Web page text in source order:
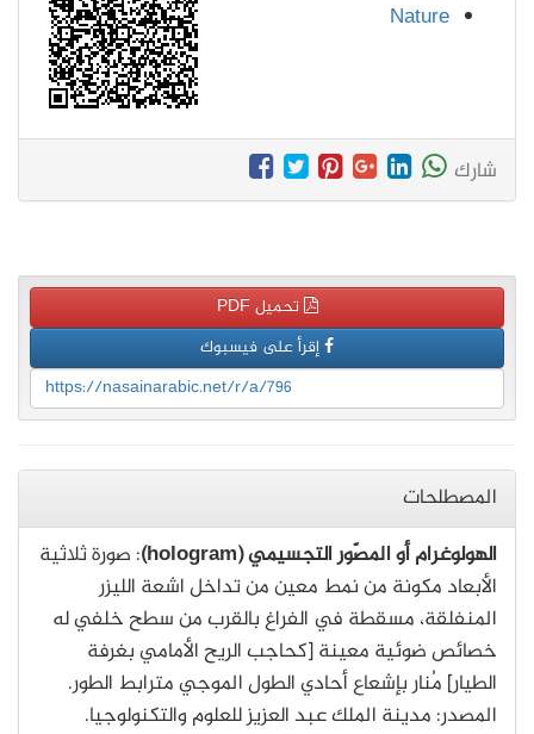
Nature
شارك
تحميل PDF
إقرأ على فيسبوك
https://nasainarabic.net/r/a/796
المصطلحات
الهولوغرام أو المصّور التجسيمي (hologram)
: صورة ثلاثية
الأبعاد مكونة من نمط معين من تداخل اشعة الليزر
المنفلقة، مسقطة في الفراغ بالقرب من سطح خلفي له
خصائص ضوئية معينة [كحاجب الريح الأمامي بغرفة
الطيار] مُنار بإشعاع أحادي الطول الموجي مترابط الطور.
المصدر: مدينة الملك عبد العزيز للعلوم والتكنولوجيا.